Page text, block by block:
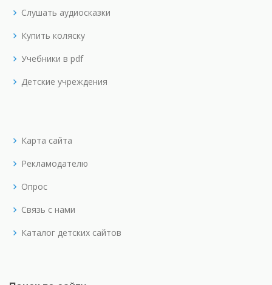
Слушать аудиосказки
Купить коляску
Учебники в pdf
Детские учреждения
Карта сайта
Рекламодателю
Опрос
Связь с нами
Каталог детских сайтов